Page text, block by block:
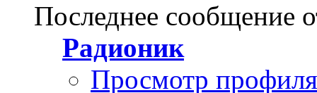
Последнее сообщение
Радионик
Просмотр профиля